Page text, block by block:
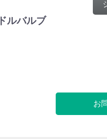
ルバルブ
お